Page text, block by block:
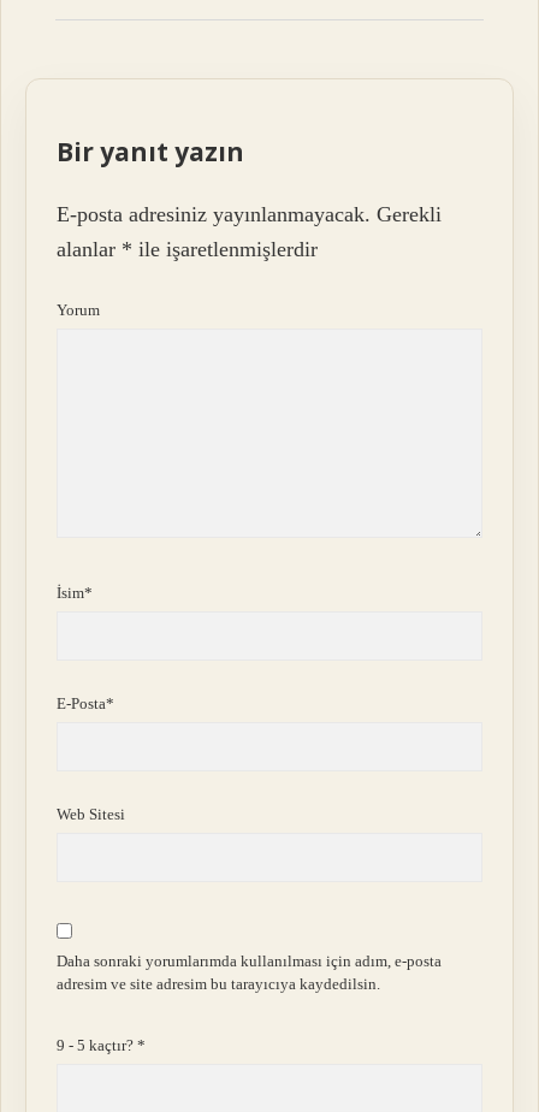
Bir yanıt yazın
E-posta adresiniz yayınlanmayacak. Gerekli
alanlar * ile işaretlenmişlerdir
Yorum
İsim*
E-Posta*
Web Sitesi
Daha sonraki yorumlarımda kullanılması için adım, e-posta
adresim ve site adresim bu tarayıcıya kaydedilsin.
9 - 5 kaçtır?*